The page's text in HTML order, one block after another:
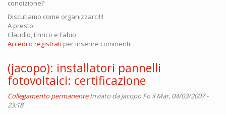
condizione?
Discutiamo come organizzarci!!!
A presto
Claudio, Enrico e Fabio
Accedi o registrati per inserire commenti.
(jacopo): installatori pannelli
fotovoltaici: certificazione
Collegamento permanente Inviato daJacopo Fo il Mar, 04/03/2007 -
23:18